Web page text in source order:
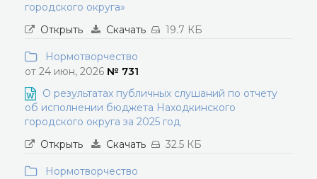
городского округа»
Открыть
Скачать 19.7 КБ
Нормотворчество
от 24 июн, 2026 № 731
О результатах публичных слушаний по отчету
об исполнении бюджета Находкинского
городского округа за 2025 год
Открыть
Скачать 32.5 КБ
Нормотворчество